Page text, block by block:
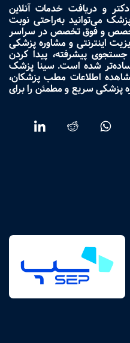
و دریافت خدمات آنلاین
می‌توانید به‌راحتی نوبت
و فوق تخصص در سراسر
اینترنتی و مشاوره پزشکی
پیشرفته، پیدا کردن
شده است. سینا پزشک
اطلاعات مطب پزشکان،
سریع و مطمئن را برای